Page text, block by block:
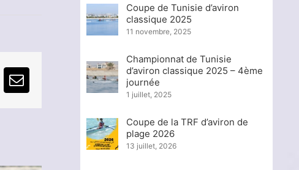
Email
Coupe de Tunisie d’aviron
classique 2025
11 novembre, 2025
Championnat de Tunisie
d’aviron classique 2025 – 4ème
journée
1 juillet, 2025
Coupe de la TRF d’aviron de
plage 2026
13 juillet, 2026